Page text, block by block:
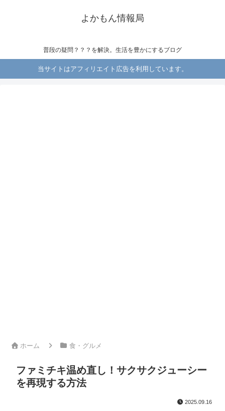
よかもん情報局
普段の疑問？？？を解決。生活を豊かにするブログ
当サイトはアフィリエイト広告を利用しています。
ホーム 食・グルメ
ファミチキ温め直し！サクサクジューシー
を再現する方法
2025.09.16